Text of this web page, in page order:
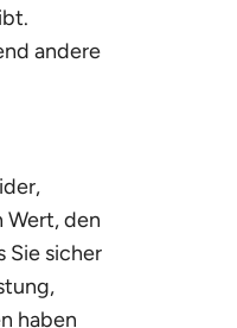
andere
Wert, den
Sie sicher
haben